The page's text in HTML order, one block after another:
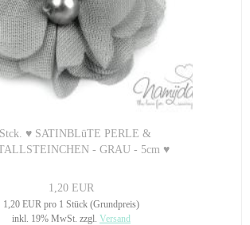
♥ SATINBLüTE PERLE &
- GRAU - 5cm ♥
1,20 EUR
1,20 EUR pro 1 Stück (Grundpreis)
inkl. 19% MwSt. zzgl. Versand